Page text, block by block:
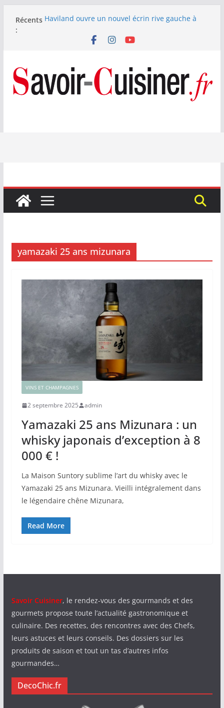
Récents
:
Haviland ouvre un nouvel écrin rive gauche à
Nous avons testé le four à pizza électrique
Little Ice 700 W
Fête des Pères : le digestif se fait gourmand avec
Laphroaig et Arnaud Larher
Catawiki met aux enchères un whisky japonais
yamazaki 25 ans mizunara
VINS ET CHAMPAGNES
2 septembre 2025 admin
Yamazaki 25 ans Mizunara : un
whisky japonais d’exception à 8
000 € !
La Maison Suntory sublime l’art du whisky avec le
Yamazaki 25 ans Mizunara. Vieilli intégralement dans
le légendaire chêne Mizunara,
Read More
Savoir Cuisiner, le rendez-vous des gourmands et des
gourmets propose toute l’actualité gastronomique et
culinaire. Des recettes, des rencontres avec des Chefs,
leurs astuces et leurs conseils. Des dossiers sur les
produits de saison et tout un tas d’autres infos
gourmandes…
DecoChic.fr